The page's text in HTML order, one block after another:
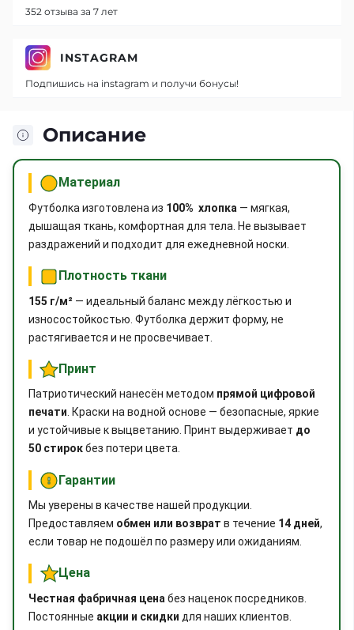
Описание
Материал
Футболка изготовлена из 100% хлопка — мягкая,
дышащая ткань, комфортная для тела. Не вызывает
раздражений и подходит для ежедневной носки.
Плотность ткани
155 г/м² — идеальный баланс между лёгкостью и
износостойкостью. Футболка держит форму, не
растягивается и не просвечивает.
Принт
Патриотический нанесён методом прямой цифровой
печати. Краски на водной основе — безопасные, яркие
и устойчивые к выцветанию. Принт выдерживает до
50 стирокбез потери цвета.
Гарантии
Мы уверены в качестве нашей продукции.
Предоставляем обмен или возврат в течение 14 дней,
если товар не подошёл по размеру или ожиданиям.
Цена
Честная фабричная цена без наценок посредников.
Постоянные акции и скидки для наших клиентов.
352 отзыва за 7 лет
INSTAGRAM
Подпишись на instagram и получи бонусы!